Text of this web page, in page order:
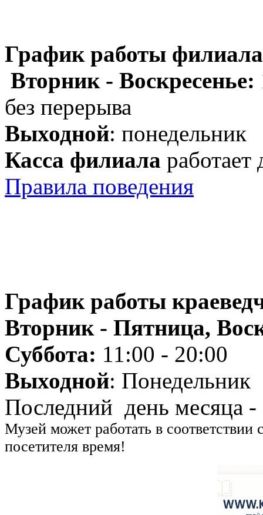
График работы
Вторник - Воскресенье:
без перерыва
Выходной: понедельник
Касса филиала работает
Правила поведения
График работы
Вторник - Пятница,
Суббота: 11:00 - 20:00
Выходной: Понедельник
Последний день месяца -
Музей может работать в
посетителя время!